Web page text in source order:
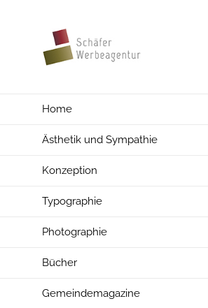
Home
Ästhetik und Sympathie
Konzeption
Typographie
Photographie
Bücher
Gemeindemagazine